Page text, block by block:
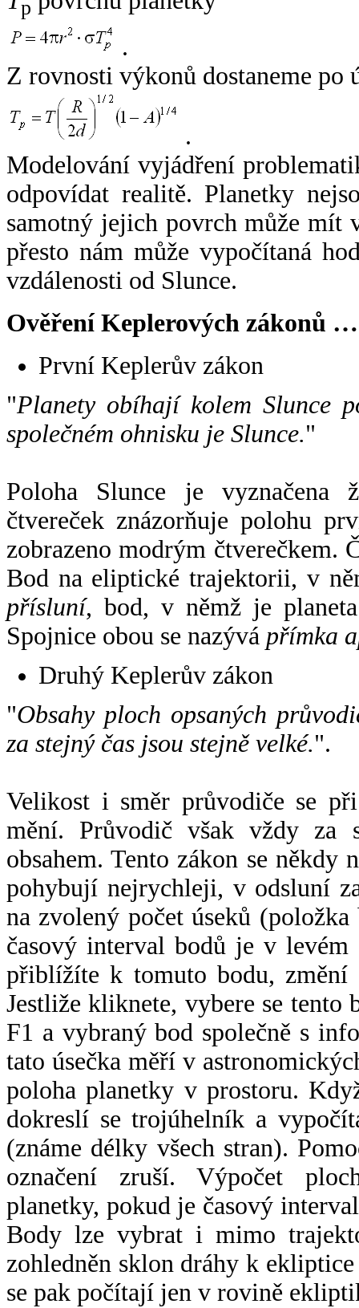
p
.
Z rovnosti výkonů dostaneme po
.
Modelování vyjádření
odpovídat realitě. Planetky
samotný jejich povrch může mít
přesto nám může vypočítaná
vzdálenosti od Slunce.
Ověření Keplerových zákonů …
První Keplerův zákon
"Planety obíhají kolem Slunce
společném ohnisku je Slunce."
Poloha Slunce je vyznačena
čtvereček znázorňuje polohu
zobrazeno modrým čtverečkem.
Bod na eliptické trajektorii, v
přísluní, bod, v němž je
Spojnice obou se nazývá přímka
Druhý Keplerův zákon
"Obsahy ploch opsaných
za stejný čas jsou stejně velké.".
Velikost i směr průvodiče se
mění. Průvodič však vždy za
obsahem. Tento zákon se někdy
pohybují nejrychleji, v odsluní
na zvolený počet úseků
časový interval bodů je v
přiblížíte k tomuto bodu,
Jestliže kliknete, vybere se tento
F1 a vybraný bod společně s
tato úsečka měří v
poloha planetky v prostoru.
dokreslí se trojúhelník a
(známe délky všech stran).
označení zruší. Výpočet
planetky, pokud je časový
Body lze vybrat i mimo
zohledněn sklon dráhy k
se pak počítají jen v rovině